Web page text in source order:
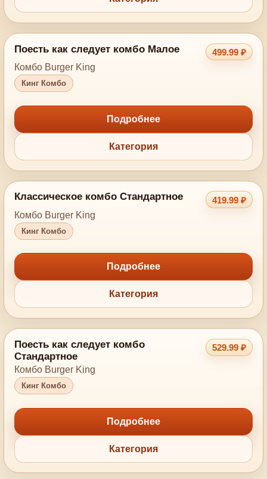
Поесть как следует комбо Малое
499.99 ₽
Комбо Burger King
Кинг Комбо
Подробнее
Категория
Классическое комбо Стандартное
419.99 ₽
Комбо Burger King
Кинг Комбо
Подробнее
Категория
Поесть как следует комбо
Стандартное
529.99 ₽
Комбо Burger King
Кинг Комбо
Подробнее
Категория